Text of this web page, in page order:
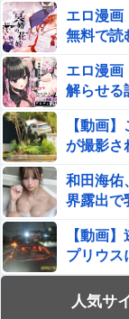
下さい」←何でこ
従姉妹の娘が「
会いに来る理由ｗ
【画像】 劇場版
ャラ「テパステ
楽しんご「ジャ
言ってる癖にフ●
誌から金もらっ
兵庫県斎藤知事
へ
【悲報】佐藤二
局撮影中止が決
妊婦・田中みな
エロ漫画
無料で読
エロ漫画
解らせる
【動画
が撮影さ
和田海佑
界露出で
【動画
プリウス
妊婦・
て公の
人気サ